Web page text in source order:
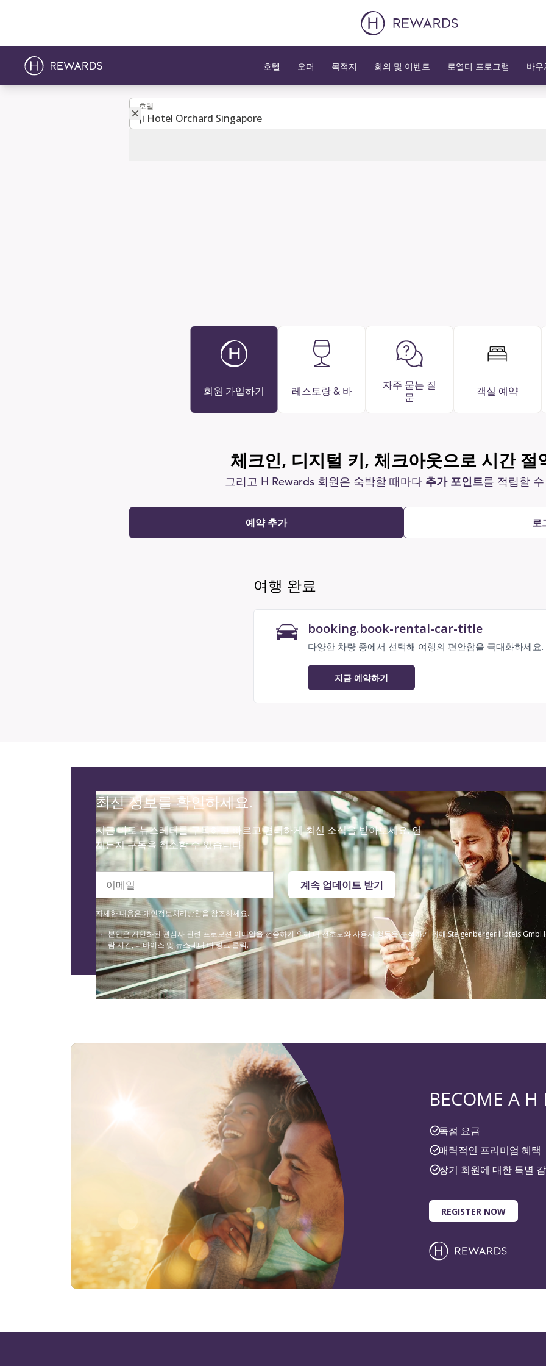
호텔 오퍼 목적지 회의 및 이벤트 로열티 프로그램 바
호텔
호텔
회원 가입하기 레스토랑 & 바
자주 묻는 질
문
객실 예약
체크인, 디지털 키, 체크아웃으로 시간 절
그리고 H Rewards 회원은 숙박할 때마다 추가 포인트를 적립할
예약 추가 로
여행 완료
booking.book-rental-car-title
다양한 차량 중에서 선택해 여행의 편안함을 극대화하세요.
지금 예약하기
최신 정보를 확인하세요.
지금 바로 뉴스레터를 구독하고 빠르고 편리하게 최신 소식을 받아보세요. 언
제든지 구독을 취소할 수 있습니다.
이메일 계속 업데이트 받기
자세한 내용은개인정보처리방침을 참조하세요.
본인은 개인화된 관심사 관련 프로모션 이메일을 전송하기 위해 내 선호도와 사용자 행동을 분석하기 위해 Steigenberger Hotels
람 시간, 디바이스 및 뉴스레터 내 링크 클릭.
BECOME A H
독점 요금
매력적인 프리미엄 혜택
장기 회원에 대한 특별
REGISTER NOW